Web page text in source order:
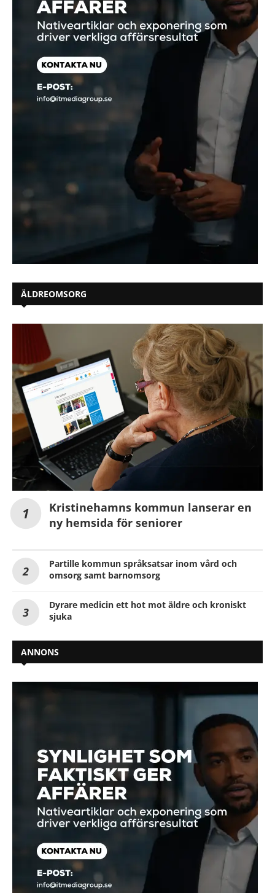
ÄLDREOMSORG
Kristinehamns kommun lanserar en
ny hemsida för seniorer
Partille kommun språksatsar inom vård och
omsorg samt barnomsorg
Dyrare medicin ett hot mot äldre och kroniskt
sjuka
ANNONS